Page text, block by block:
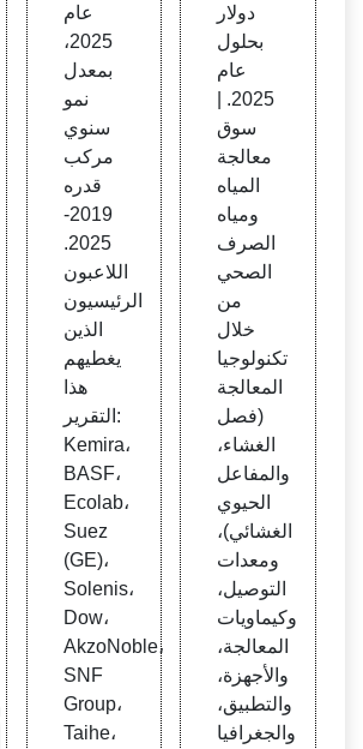
عام
2025،
بمعدل
نمو
سنوي
مركب
قدره
2019-
2025.
اللاعبون
الرئيسيون
الذين
يغطيهم
هذا
التقرير:
Kemira،
BASF،
Ecolab،
Suez
(GE)،
Solenis،
Dow،
AkzoNoble،
SNF
Group،
Taihe،
دولار
بحلول
عام
2025. |
سوق
معالجة
المياه
ومياه
الصرف
الصحي
من
خلال
تكنولوجيا
المعالجة
(فصل
الغشاء،
والمفاعل
الحيوي
الغشائي)،
ومعدات
التوصيل،
وكيماويات
المعالجة،
والأجهزة،
والتطبيق،
والجغرافيا